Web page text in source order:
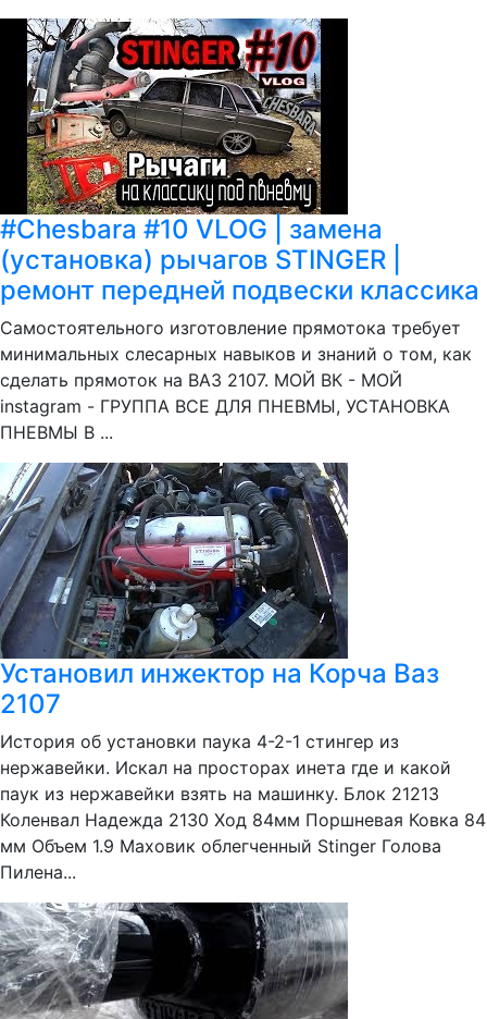
#Chesbara #10 VLOG | замена
(установка) рычагов STINGER |
ремонт передней подвески классика
Самостоятельного изготовление прямотока требует
минимальных слесарных навыков и знаний о том, как
сделать прямоток на ВАЗ 2107. МОЙ ВК - МОЙ
instagram - ГРУППА ВСЕ ДЛЯ ПНЕВМЫ, УСТАНОВКА
ПНЕВМЫ В ...
Установил инжектор на Корча Ваз
2107
История об установки паука 4-2-1 стингер из
нержавейки. Искал на просторах инета где и какой
паук из нержавейки взять на машинку. Блок 21213
Коленвал Надежда 2130 Ход 84мм Поршневая Ковка 84
мм Объем 1.9 Маховик облегченный Stinger Голова
Пилена...